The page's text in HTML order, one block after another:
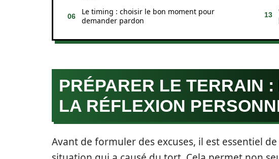
Le timing : choisir le bon moment pour
demander pardon
PRÉPARER LE TERRAIN :
LA RÉFLEXION
Avant de formuler des excuses, il est essentiel